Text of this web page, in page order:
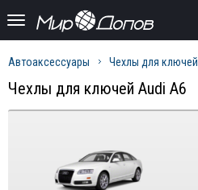
Автоаксессуары Чехлы для ключей
Чехлы для ключей Audi A6